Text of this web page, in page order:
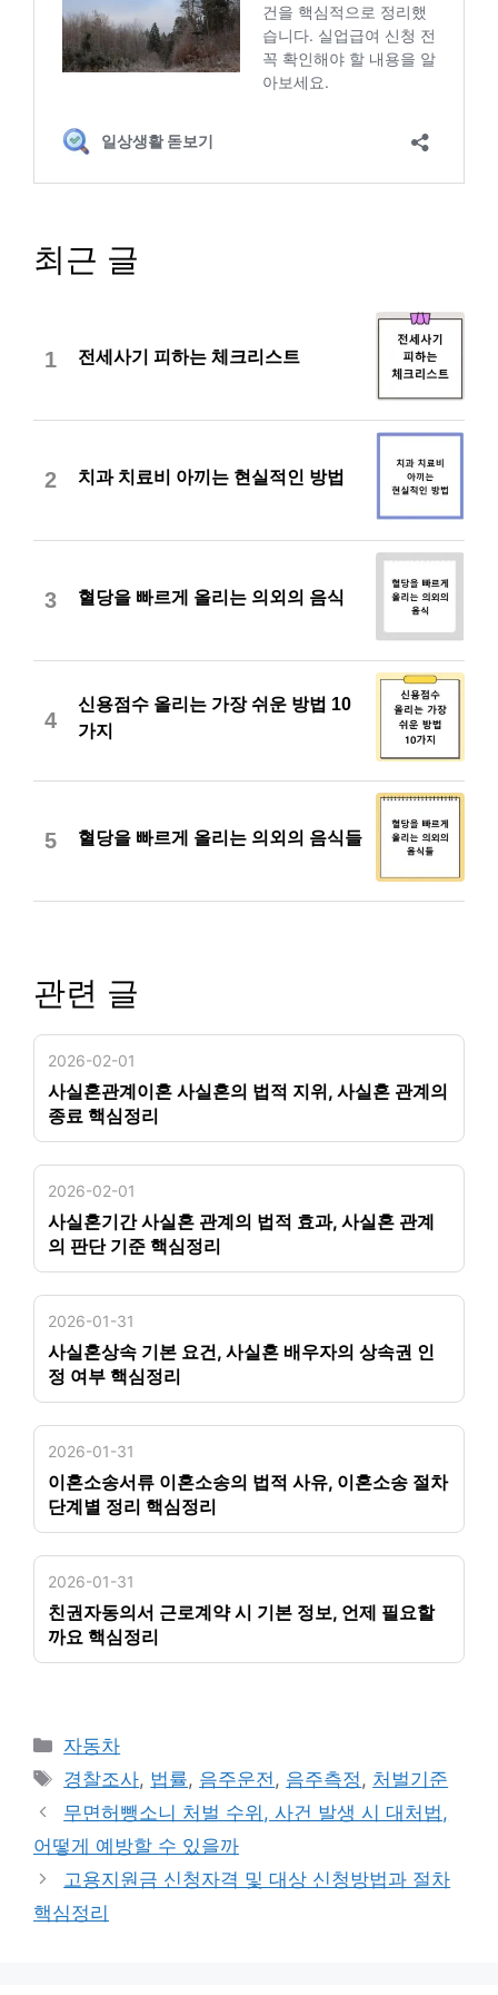
최근 글
1 전세사기 피하는 체크리스트
2 치과 치료비 아끼는 현실적인 방법
3 혈당을 빠르게 올리는 의외의 음식
4
신용점수 올리는 가장 쉬운 방법 10
가지
5 혈당을 빠르게 올리는 의외의 음식들
관련 글
2026-02-01
사실혼관계이혼 사실혼의 법적 지위, 사실혼 관계의
종료 핵심정리
2026-02-01
사실혼기간 사실혼 관계의 법적 효과, 사실혼 관계
의 판단 기준 핵심정리
2026-01-31
사실혼상속 기본 요건, 사실혼 배우자의 상속권 인
정 여부 핵심정리
2026-01-31
이혼소송서류 이혼소송의 법적 사유, 이혼소송 절차
단계별 정리 핵심정리
2026-01-31
친권자동의서 근로계약 시 기본 정보, 언제 필요할
까요 핵심정리
카
테
고
리
자동차
태
그
경찰조사, 법률, 음주운전 , 음주측정 , 처벌기준
무면허뺑소니 처벌 수위, 사건 발생 시 대처법,
어떻게 예방할 수 있을까
고용지원금 신청자격 및 대상 신청방법과 절차
핵심정리